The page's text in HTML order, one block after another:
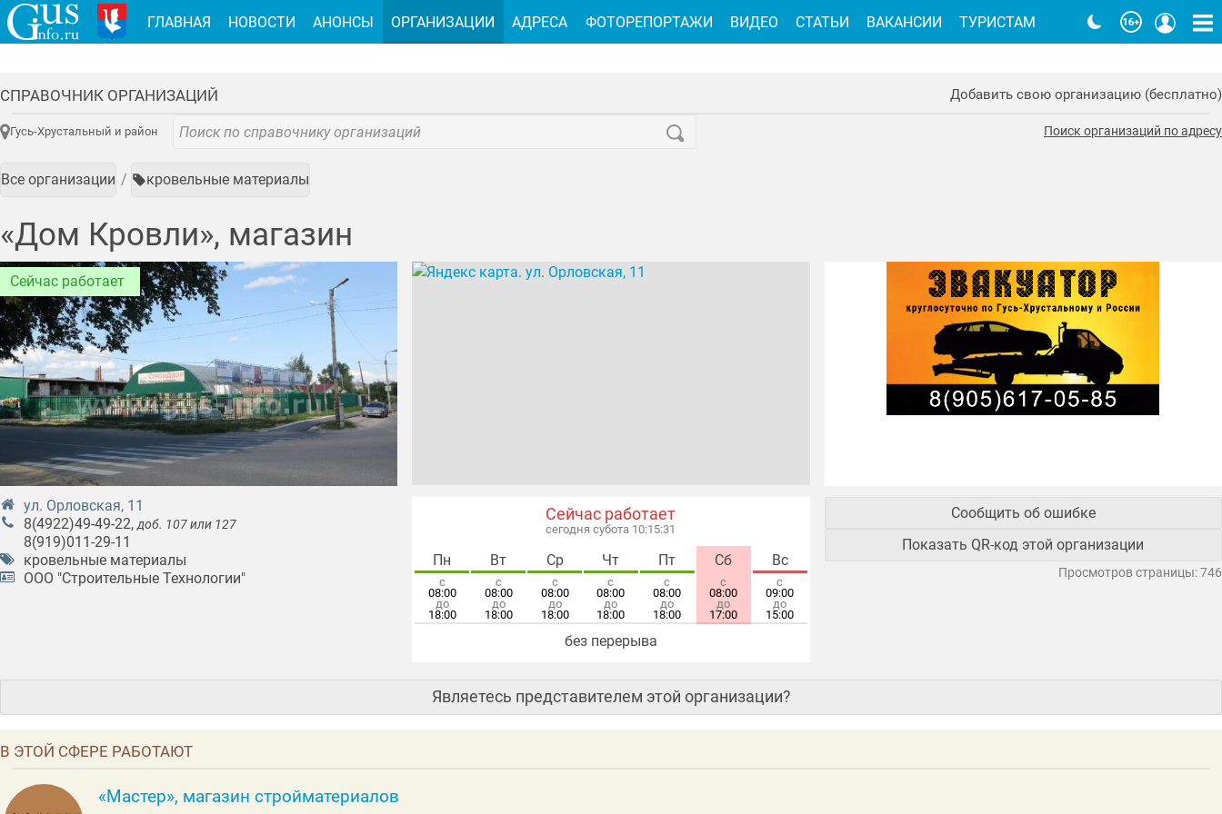
СПРАВОЧНИК ОРГАНИЗАЦИЙ Добавить свою организацию (бесплатно)
Гусь-Хрустальный и район Поиск организаций по адресу
Все организации кровельные материалы
«Дом Кровли», магазин
Сейчас работает
ул. Орловская, 11
8(4922)49-49-22,доб. 107 или 127
8(919)011-29-11
кровельные материалы
ООО "Строительные Технологии"
Сейчас работает
сегодня субота 10:15:31
Пн
с
08:00
до
18:00
Вт
с
08:00
до
18:00
Ср
с
08:00
до
18:00
Чт
с
08:00
до
18:00
Пт
с
08:00
до
18:00
Сб
с
08:00
до
17:00
Вс
с
09:00
до
15:00
без перерыва
Сообщить об ошибке
Показать QR-код этой организации
Просмотров страницы: 746
Являетесь представителем этой организации?
В ЭТОЙ СФЕРЕ РАБОТАЮТ
«Мастер», магазин стройматериалов
ГЛАВНАЯ НОВОСТИ АНОНСЫ ОРГАНИЗАЦИИ АДРЕСА ФОТОРЕПОРТАЖИ ВИДЕО СТАТЬИ ВАКАНСИИ ТУРИСТАМ